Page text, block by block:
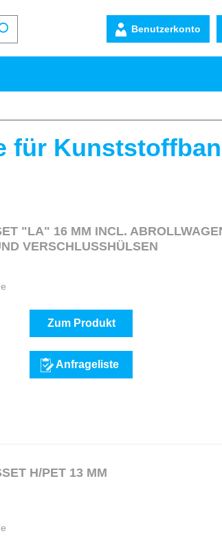
Benutzerkonto
für
"LA" 16 MM INCL.
VERSCHLUSSHÜLSEN
Zum Produkt
Anfrageliste
H/PET 13 MM